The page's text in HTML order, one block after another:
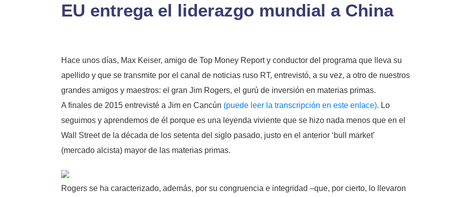
EU entrega el liderazgo mundial a China
Hace unos días, Max Keiser, amigo de Top Money Report y conductor del programa que lleva su
apellido y que se transmite por el canal de noticias ruso RT, entrevistó, a su vez, a otro de nuestros
grandes amigos y maestros: el gran Jim Rogers, el gurú de inversión en materias primas.
A finales de 2015 entrevisté a Jim en Cancún (puede leer la transcripción en este enlace). Lo
seguimos y aprendemos de él porque es una leyenda viviente que se hizo nada menos que en el
Wall Street de la década de los setenta del siglo pasado, justo en el anterior ‘bull market’
(mercado alcista) mayor de las materias primas.
Rogers se ha caracterizado, además, por su congruencia e integridad –que, por cierto, lo llevaron